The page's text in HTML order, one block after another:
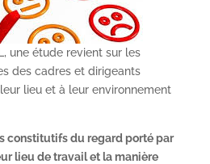
une étude revient sur les
des cadres et dirigeants
lieu et à leur environnement
constitutifs du regard porté par
lieu de travail et la manière